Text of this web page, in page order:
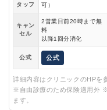
タッフ
可）
キャン
セル
2営業日前20時まで無
料
以降1回分消化
公式 公式
詳細内容はクリニックのHPを
※自由診療のため保険適用外
ます。